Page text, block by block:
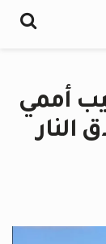
أممي
النار